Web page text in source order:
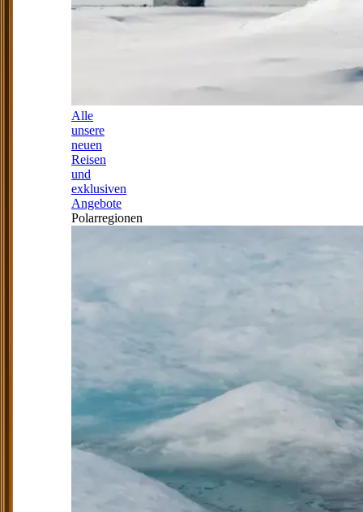
Alle
unsere
neuen
Reisen
und
exklusiven
Angebote
Polarregionen